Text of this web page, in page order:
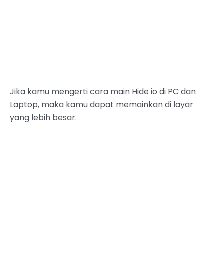
Jika kamu mengerti cara main Hide io di PC dan
Laptop, maka kamu dapat memainkan di layar
yang lebih besar.